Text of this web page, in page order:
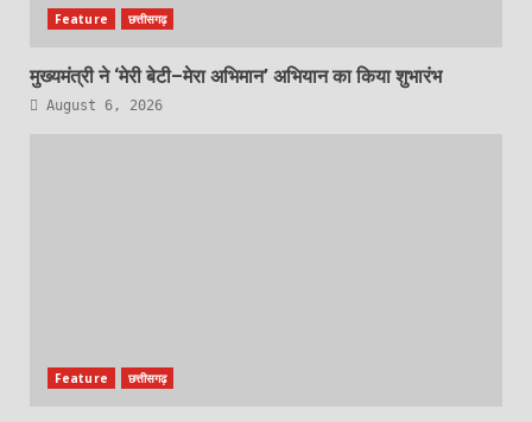
Feature छत्तीसगढ़
मुख्यमंत्री ने ‘मेरी बेटी–मेरा अभिमान’ अभियान का किया शुभारंभ
August 6, 2026
Feature छत्तीसगढ़